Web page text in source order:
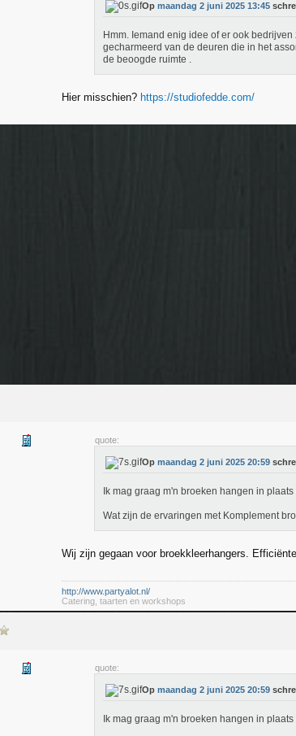
Op maandag 2 juni 2025 13:45
Hmm. Iemand enig idee of er ook
gecharmeerd van de deuren die in het
de beoogde ruimte .
Hier misschien? https://studiofedde.com/
quote:
Op maandag 2 juni 2025 20:59
Ik mag graag m'n broeken hangen in
Wat zijn de ervaringen met Komplement
Wij zijn gegaan voor broekkleerhangers.
http://www.partyalot.nl/
Catering, taarten en workshops
quote:
Op maandag 2 juni 2025 20:59
Ik mag graag m'n broeken hangen in